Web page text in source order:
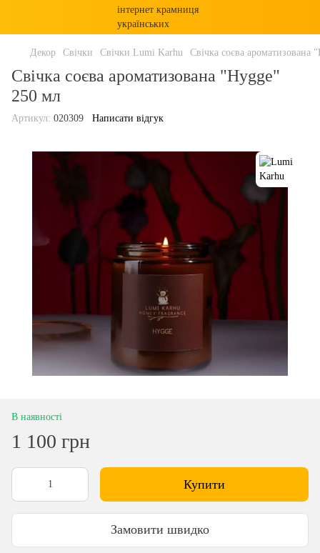
Декор Свічки Свічки Lumi Karhu Свічка соєва ароматизована
Свічка соєва ароматизована "Hygge"
250 мл
Артикул: 020309 Написати відгук
В наявності
1 100 грн
Купити
Замовити швидко